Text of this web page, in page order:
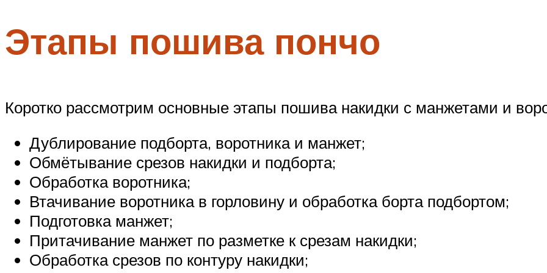
Этапы пошива пончо
Коротко рассмотрим основные этапы пошива накидки с манжетами и
Дублирование подборта, воротника и манжет;
Обмётывание срезов накидки и подборта;
Обработка воротника;
Втачивание воротника в горловину и обработка борта подбортом;
Подготовка манжет;
Притачивание манжет по разметке к срезам накидки;
Обработка срезов по контуру накидки;